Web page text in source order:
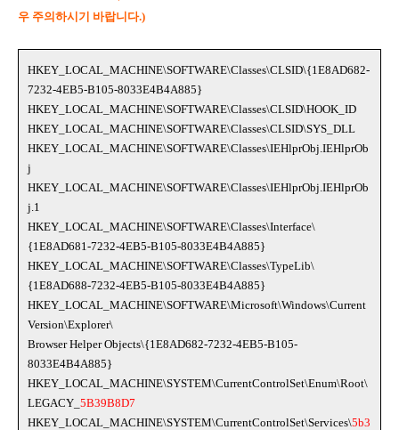
우 주의하시기 바랍니다.)
HKEY_LOCAL_MACHINE\SOFTWARE\Classes\CLSID\{1E8AD682-
7232-4EB5-B105-8033E4B4A885}
HKEY_LOCAL_MACHINE\SOFTWARE\Classes\CLSID\HOOK_ID
HKEY_LOCAL_MACHINE\SOFTWARE\Classes\CLSID\SYS_DLL
HKEY_LOCAL_MACHINE\SOFTWARE\Classes\IEHlprObj.IEHlprOb
j
HKEY_LOCAL_MACHINE\SOFTWARE\Classes\IEHlprObj.IEHlprOb
j.1
HKEY_LOCAL_MACHINE\SOFTWARE\Classes\Interface\
{1E8AD681-7232-4EB5-B105-8033E4B4A885}
HKEY_LOCAL_MACHINE\SOFTWARE\Classes\TypeLib\
{1E8AD688-7232-4EB5-B105-8033E4B4A885}
HKEY_LOCAL_MACHINE\SOFTWARE\Microsoft\Windows\Current
Version\Explorer\
Browser Helper Objects\{1E8AD682-7232-4EB5-B105-
8033E4B4A885}
HKEY_LOCAL_MACHINE\SYSTEM\CurrentControlSet\Enum\Root\
LEGACY_ 5B39B8D7
HKEY_LOCAL_MACHINE\SYSTEM\CurrentControlSet\Services\5b3